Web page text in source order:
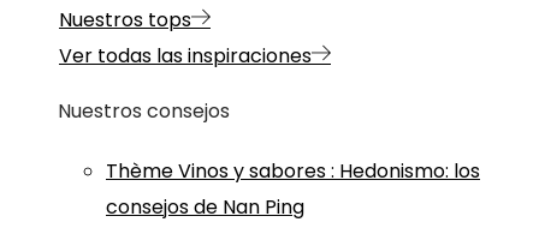
Nuestros tops
Ver todas las inspiraciones
Nuestros consejos
ThèmeVinos y sabores: Hedonismo: los
consejos de Nan Ping